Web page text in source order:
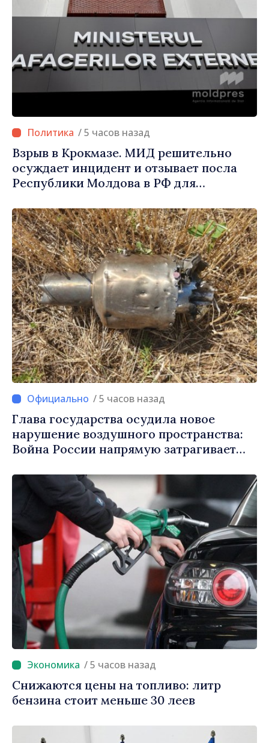
/ 5 часов назад
Взрыв в Крокмазе. МИД решительно
осуждает инцидент и отзывает посла
Республики Молдова в РФ для
/ 5 часов назад
Глава государства осудила новое
нарушение воздушного пространства:
Война России напрямую затрагивает
/ 5 часов назад
Снижаются цены на топливо: литр
бензина стоит меньше 30 леев